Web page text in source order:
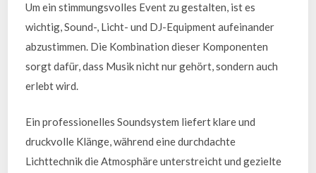
Um ein stimmungsvolles Event zu gestalten, ist es
wichtig, Sound-, Licht- und DJ-Equipment aufeinander
abzustimmen. Die Kombination dieser Komponenten
sorgt dafür, dass Musik nicht nur gehört, sondern auch
erlebt wird.
Ein professionelles Soundsystem liefert klare und
druckvolle Klänge, während eine durchdachte
Lichttechnik die Atmosphäre unterstreicht und gezielte